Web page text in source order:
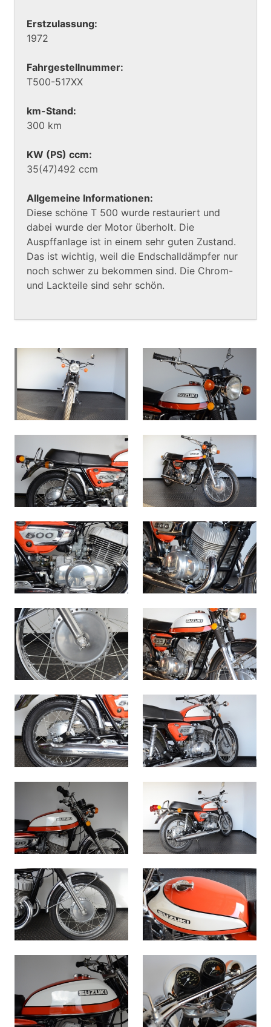
Erstzulassung:
1972
Fahrgestellnummer:
T500-517XX
km-Stand:
300 km
KW (PS) ccm:
35(47)492 ccm
Allgemeine Informationen:
Diese schöne T 500 wurde restauriert und
dabei wurde der Motor überholt. Die
Auspffanlage ist in einem sehr guten Zustand.
Das ist wichtig, weil die Endschalldämpfer nur
noch schwer zu bekommen sind. Die Chrom-
und Lackteile sind sehr schön.